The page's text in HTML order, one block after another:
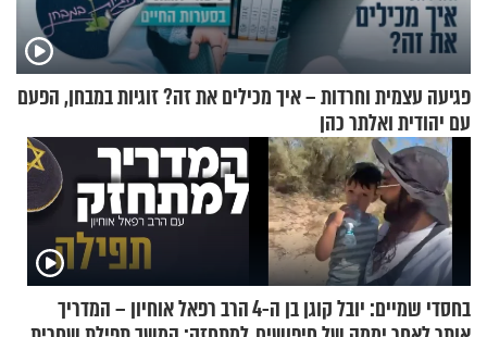
פגיעה עצמית וחרדות – איך מכילים את זה? זוגיות במבחן, הפעם
עם יהודית ואלתר כהן
בחסדי שמיים: יובל קוגן בן ה-4הרב רפאל אוחיון – המדריך